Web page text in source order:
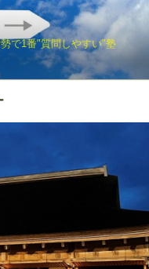
で1番"質問しやすい"塾